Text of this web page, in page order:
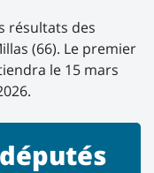
résultats des
(66). Le premier
le 15 mars